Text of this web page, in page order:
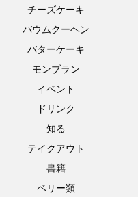
チーズケーキ
バウムクーヘン
バターケーキ
モンブラン
イベント
ドリンク
知る
テイクアウト
書籍
ベリー類